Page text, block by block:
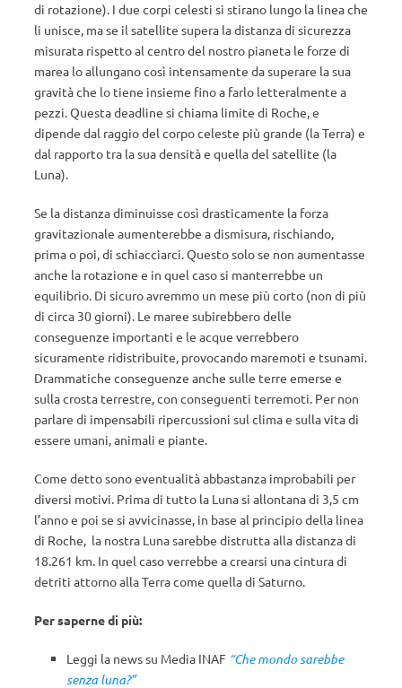
di rotazione). I due corpi celesti si stirano lungo la linea che
li unisce, ma se il satellite supera la distanza di sicurezza
misurata rispetto al centro del nostro pianeta le forze di
marea lo allungano così intensamente da superare la sua
gravità che lo tiene insieme fino a farlo letteralmente a
pezzi. Questa deadline si chiama limite di Roche, e
dipende dal raggio del corpo celeste più grande (la Terra) e
dal rapporto tra la sua densità e quella del satellite (la
Luna).
Se la distanza diminuisse così drasticamente la forza
gravitazionale aumenterebbe a dismisura, rischiando,
prima o poi, di schiacciarci. Questo solo se non aumentasse
anche la rotazione e in quel caso si manterrebbe un
equilibrio. Di sicuro avremmo un mese più corto (non di più
di circa 30 giorni). Le maree subirebbero delle
conseguenze importanti e le acque verrebbero
sicuramente ridistribuite, provocando maremoti e tsunami.
Drammatiche conseguenze anche sulle terre emerse e
sulla crosta terrestre, con conseguenti terremoti. Per non
parlare di impensabili ripercussioni sul clima e sulla vita di
essere umani, animali e piante.
Come detto sono eventualità abbastanza improbabili per
diversi motivi. Prima di tutto la Luna si allontana di 3,5 cm
l’anno e poi se si avvicinasse, in base al principio della linea
di Roche, la nostra Luna sarebbe distrutta alla distanza di
18.261 km. In quel caso verrebbe a crearsi una cintura di
detriti attorno alla Terra come quella di Saturno.
Per saperne di più:
Leggi la news su Media INAF “Che mondo sarebbe
senza luna?”